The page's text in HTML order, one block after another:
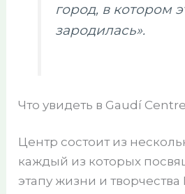
город, в котором
зародилась».
Что увидеть в Gaudí Centre
Центр состоит из
каждый из которых
этапу жизни и